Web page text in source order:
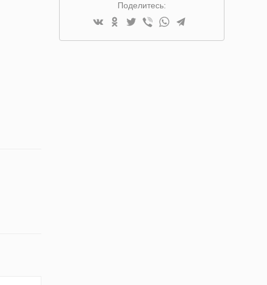
Поделитесь: